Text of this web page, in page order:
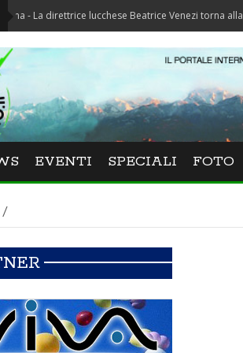
direttrice lucchese Beatrice Venezi torna alla Versiliana
EVENTI SPECIALI FOTO
/